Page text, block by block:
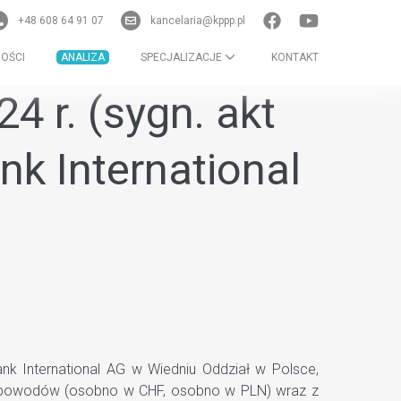
+48 608 64 91 07 kancelaria@kppp.pl
ANALIZA SPECJALIZACJE KONTAKT
r. (sygn. akt
International
International AG w Wiedniu Oddział w Polsce,
(osobno w CHF, osobno w PLN) wraz z